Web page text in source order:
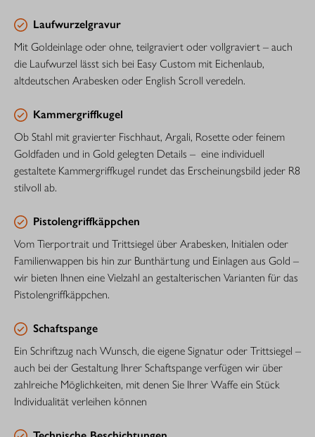
Laufwurzelgravur
Mit Goldeinlage oder ohne, teilgraviert oder vollgraviert – auch
die Laufwurzel lässt sich bei Easy Custom mit Eichenlaub,
altdeutschen Arabesken oder English Scroll veredeln.
Kammergriffkugel
Ob Stahl mit gravierter Fischhaut, Argali, Rosette oder feinem
Goldfaden und in Gold gelegten Details – eine individuell
gestaltete Kammergriffkugel rundet das Erscheinungsbild jeder R8
stilvoll ab.
Pistolengriffkäppchen
Vom Tierportrait und Trittsiegel über Arabesken, Initialen oder
Familienwappen bis hin zur Bunthärtung und Einlagen aus Gold –
wir bieten Ihnen eine Vielzahl an gestalterischen Varianten für das
Pistolengriffkäppchen.
Schaftspange
Ein Schriftzug nach Wunsch, die eigene Signatur oder Trittsiegel –
auch bei der Gestaltung Ihrer Schaftspange verfügen wir über
zahlreiche Möglichkeiten, mit denen Sie Ihrer Waffe ein Stück
Individualität verleihen können